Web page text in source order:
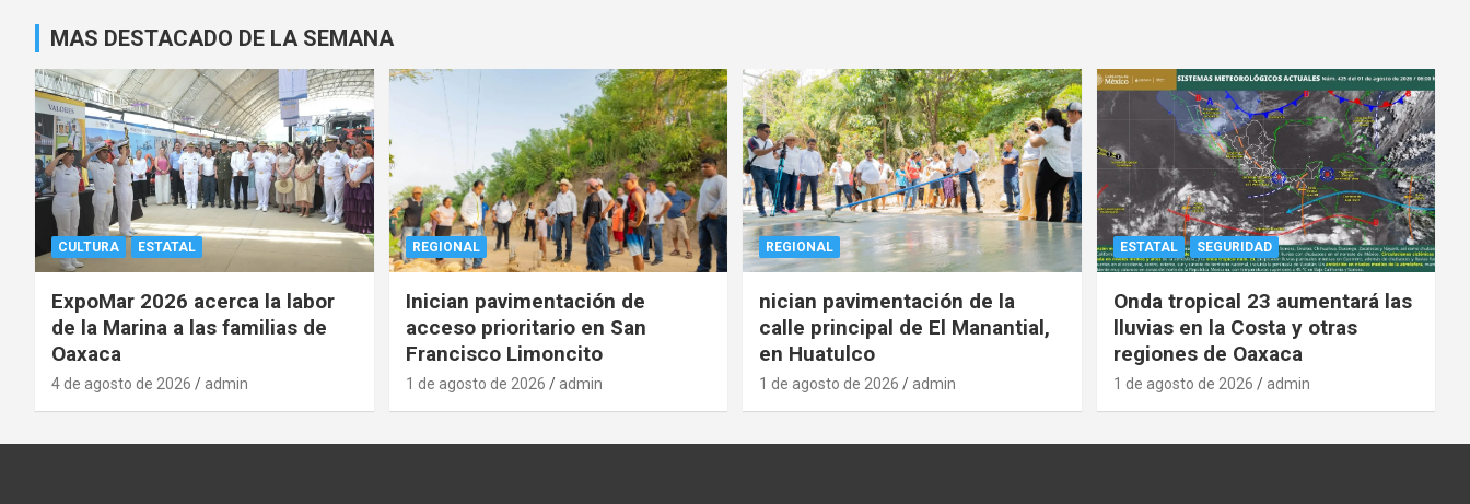
MAS DESTACADO DE LA SEMANA
CULTURA ESTATAL
ExpoMar 2026 acerca la labor
de la Marina a las familias de
Oaxaca
4 de agosto de 2026 admin
REGIONAL
Inician pavimentación de
acceso prioritario en San
Francisco Limoncito
1 de agosto de 2026 admin
REGIONAL
nician pavimentación de la
calle principal de El Manantial,
en Huatulco
1 de agosto de 2026 admin
ESTATAL SEGURIDAD
Onda tropical 23 aumentará las
lluvias en la Costa y otras
regiones de Oaxaca
1 de agosto de 2026 admin